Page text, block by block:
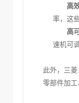
高
率，这
高
速机可
此外，三
零部件加